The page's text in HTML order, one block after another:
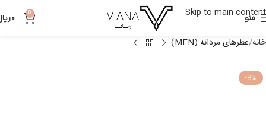
Skip to main content
منو 0
0
خانه عطرهای مردانه (MEN)
-8%